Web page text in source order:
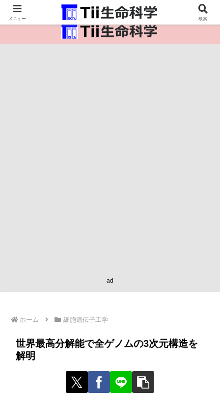
医療保健・生命・生物の情報インフラ。
ad
ホーム 細胞遺伝子工学
世界最高分解能で全ゲノムの3次元構造を
解明
メニュー 検索